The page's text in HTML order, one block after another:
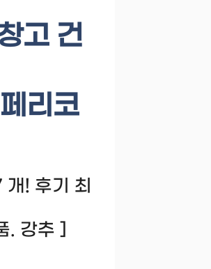
고 건
리코
! 후기 최
. 강추 ]